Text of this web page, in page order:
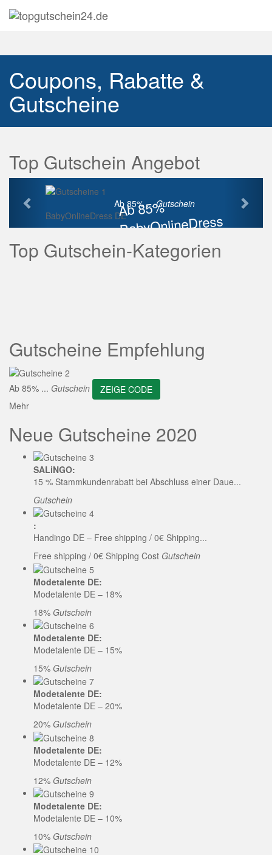
Coupons, Rabatte &
Gutscheine
Top Gutschein Angebot
Ab 85%
BabyOnlineDress
Rabatt
Ab 85% ...Gutschein
BabyOnlineDress DE
Vorherige
Top Gutschein-Kategorien
Gutscheine Empfehlung
Ab 85% ... Gutschein
ZEIGE CODE
Mehr
Neue Gutscheine 2020
SALiNGO:
15 % Stammkundenrabatt bei Abschluss einer Daue...
Gutschein
:
Handingo DE – Free shipping / 0€ Shipping...
Free shipping / 0€ Shipping Cost Gutschein
Modetalente DE:
Modetalente DE – 18%
18% Gutschein
Modetalente DE:
Modetalente DE – 15%
15% Gutschein
Modetalente DE:
Modetalente DE – 20%
20% Gutschein
Modetalente DE:
Modetalente DE – 12%
12% Gutschein
Modetalente DE:
Modetalente DE – 10%
10% Gutschein